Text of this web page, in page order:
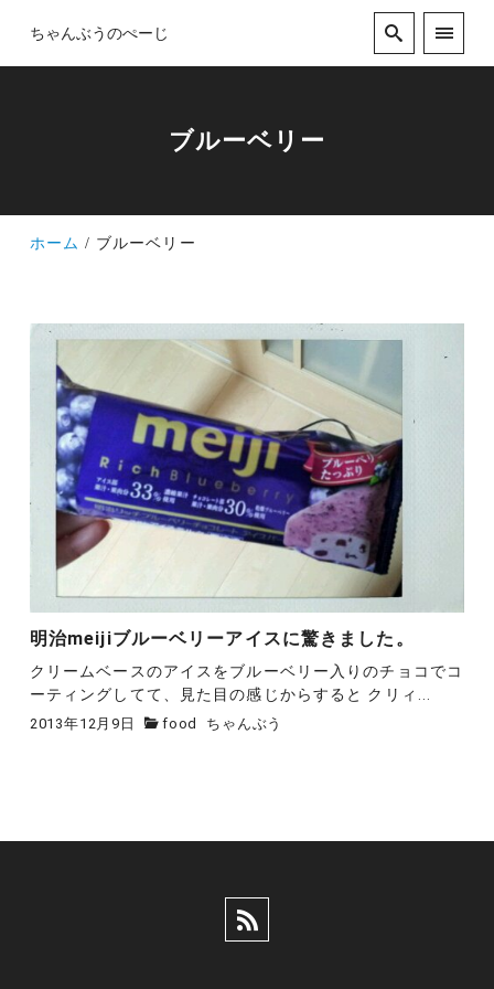
ちゃんぶうのぺーじ
ブルーベリー
ホーム ブルーベリー
明治meijiブルーベリーアイスに驚きました。
クリームベースのアイスをブルーベリー入りのチョコでコ
ーティングしてて、見た目の感じからすると クリィ...
2013年12月9日 food ちゃんぶう